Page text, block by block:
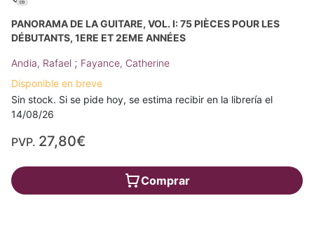
PANORAMA DE LA GUITARE, VOL. I: 75 PIÈCES POUR LES
DÉBUTANTS, 1ERE ET 2EME ANNÉES
Andia, Rafael ; Fayance, Catherine
Disponible en breve
Sin stock. Si se pide hoy, se estima recibir en la librería el
14/08/26
PVP. 27,80€
Comprar